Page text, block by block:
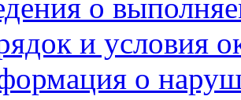
о
и условия
о